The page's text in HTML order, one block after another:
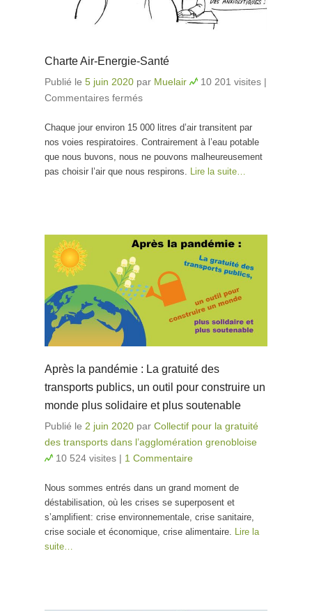
Charte Air-Energie-Santé
Publié le 5 juin 2020 par Muelair 10 201 visites |
Commentaires fermés
Chaque jour environ 15 000 litres d’air transitent par
nos voies respiratoires. Contrairement à l’eau potable
que nous buvons, nous ne pouvons malheureusement
pas choisir l’air que nous respirons. Lire la suite…
Après la pandémie : La gratuité des
transports publics, un outil pour construire un
monde plus solidaire et plus soutenable
Publié le 2 juin 2020 par Collectif pour la gratuité
des transports dans l’agglomération grenobloise
10 524 visites | 1 Commentaire
Nous sommes entrés dans un grand moment de
déstabilisation, où les crises se superposent et
s’amplifient: crise environnementale, crise sanitaire,
crise sociale et économique, crise alimentaire. Lire la
suite…